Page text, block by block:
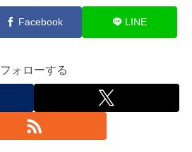
Facebook LINE
フォローする